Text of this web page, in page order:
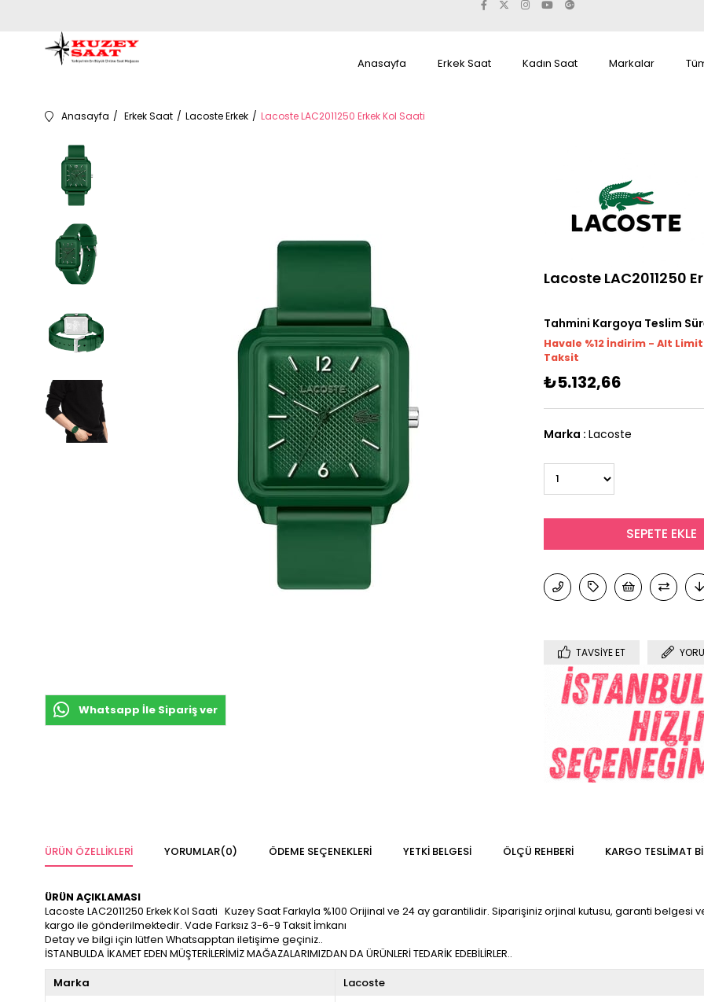
Anasayfa Erkek Saat Kadın Saat Markalar
Anasayfa Erkek Saat Lacoste Erkek Lacoste LAC2011250 Erkek Kol Saati
Whatsapp İle Sipariş ver
Lacoste LAC2011250
Tahmini Kargoya Teslim
Havale %12 İndirim - Alt Limit
Taksit
₺5.132,66
Marka : Lacoste
TAVSIYE ET
ÜRÜN ÖZELLIKLERI YORUMLAR(0) ÖDEME SEÇENEKLERI YETKİ BELGESİ ÖLÇÜ REHBERI KARGO TESLIMAT
ÜRÜN AÇIKLAMASI
Lacoste LAC2011250 Erkek Kol Saati Kuzey Saat Farkıyla %100 Orijinal ve 24 ay garantilidir. Siparişiniz orjinal kutusu, garanti belgesi
kargo ile gönderilmektedir. Vade Farksız 3-6-9 Taksit İmkanı
Detay ve bilgi için lütfen Whatsapptan iletişime geçiniz..
İSTANBULDA İKAMET EDEN MÜŞTERİLERİMİZ MAĞAZALARIMIZDAN DA ÜRÜNLERİ TEDARİK EDEBİLİRLER..
Marka
Lacoste